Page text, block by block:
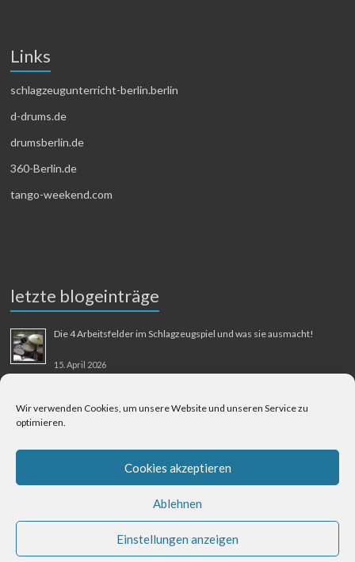
Wir verwenden Cookies, um unsere Website und unseren Service zu
optimieren.
Cookies akzeptieren
Ablehnen
Einstellungen anzeigen
Links
schlagzeugunterricht-berlin.berlin
d-drums.de
drumsberlin.de
360-Berlin.de
tango-weekend.com
letzte blogeinträge
Die 4 Arbeitsfelder im Schlagzeugspiel und was sie ausmacht!
15. April 2026
31. August 2025
Berliner Flughafen Tegel – Berlin-Bangkok